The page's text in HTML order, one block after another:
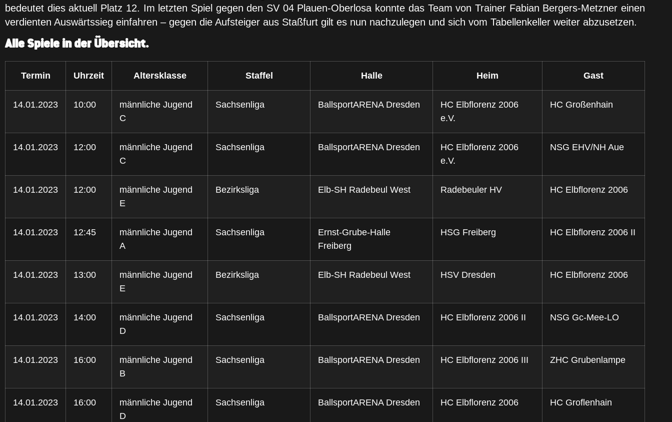
bedeutet dies aktuell Platz 12. Im letzten Spiel gegen den SV 04 Plauen-Oberlosa konnte das Team von Trainer Fabian Bergers-Metzner einen
verdienten Auswärtssieg einfahren – gegen die Aufsteiger aus Staßfurt gilt es nun nachzulegen und sich vom Tabellenkeller weiter abzusetzen.
Alle Spiele in der Übersicht.
Termin Uhrzeit Altersklasse Staffel Halle Heim Gast
14.01.2023 10:00
männliche Jugend
C
Sachsenliga BallsportARENA Dresden
HC Elbflorenz 2006
e.V.
HC Großenhain
14.01.2023 12:00
männliche Jugend
C
Sachsenliga BallsportARENA Dresden
HC Elbflorenz 2006
e.V.
NSG EHV/NH Aue
14.01.2023 12:00
männliche Jugend
E
Bezirksliga Elb-SH Radebeul West Radebeuler HV HC Elbflorenz 2006
14.01.2023 12:45
männliche Jugend
A
Sachsenliga
Ernst-Grube-Halle
Freiberg
HSG Freiberg HC Elbflorenz 2006 II
14.01.2023 13:00
männliche Jugend
E
Bezirksliga Elb-SH Radebeul West HSV Dresden HC Elbflorenz 2006
14.01.2023 14:00
männliche Jugend
D
Sachsenliga BallsportARENA Dresden HC Elbflorenz 2006 II NSG Gc-Mee-LO
14.01.2023 16:00
männliche Jugend
B
Sachsenliga BallsportARENA Dresden HC Elbflorenz 2006 III ZHC Grubenlampe
14.01.2023 16:00
männliche Jugend
D
Sachsenliga BallsportARENA Dresden HC Elbflorenz 2006 HC Groﬂenhain